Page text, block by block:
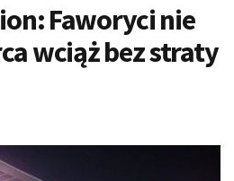
Faworyci nie
wciąż bez straty